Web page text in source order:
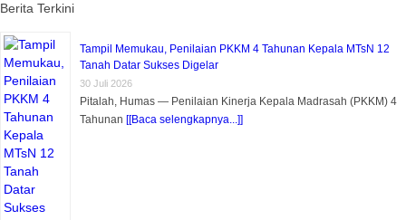
Berita Terkini
Tampil Memukau, Penilaian PKKM 4 Tahunan Kepala MTsN 12
Tanah Datar Sukses Digelar
30 Juli 2026
Pitalah, Humas — Penilaian Kinerja Kepala Madrasah (PKKM) 4
Tahunan [[Baca selengkapnya...]]